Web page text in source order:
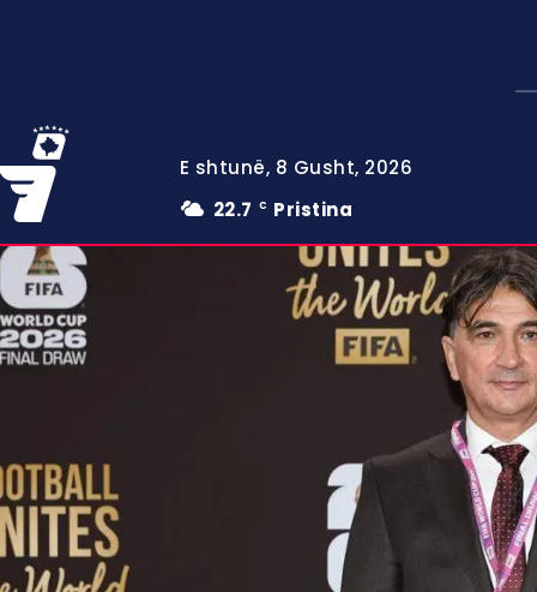
E shtunë, 8 Gusht, 2026
22.7
C Pristina